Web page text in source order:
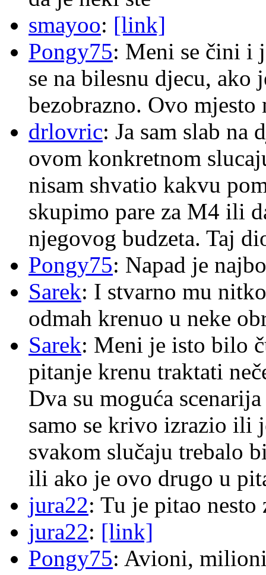
smayoo: [link]
Pongy75: Meni se čini i
se na bilesnu djecu, ako
bezobrazno. Ovo
drlovric: Ja sam slab na
ovom konkretnom
nisam shvatio kakvu
skupimo pare za M4 ili
njegovog budzeta. Taj
Pongy75: Napad je
Sarek: I stvarno mu
odmah krenuo u neke
Sarek: Meni je isto bilo
pitanje krenu traktati
Dva su moguća
samo se krivo izrazio ili
svakom slučaju trebalo
ili ako je ovo drugo u
jura22: Tu je pitao
jura22: [link]
Pongy75: Avioni,